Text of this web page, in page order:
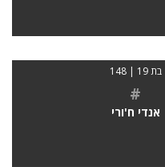
בת 19 | 148
#
אנדי ח'ורי